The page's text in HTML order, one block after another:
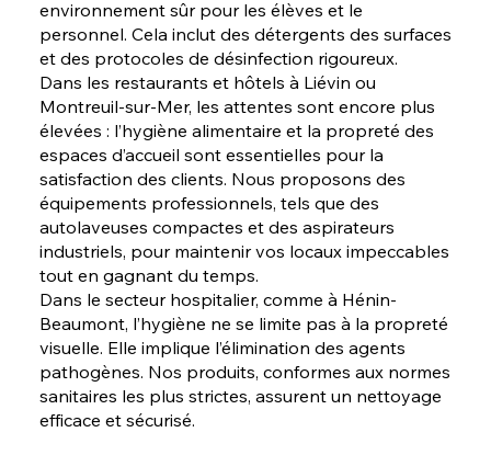
environnement sûr pour les élèves et le
personnel. Cela inclut des détergents des surfaces
et des protocoles de désinfection rigoureux.
Dans les restaurants et hôtels à Liévin ou
Montreuil-sur-Mer, les attentes sont encore plus
élevées : l’hygiène alimentaire et la propreté des
espaces d’accueil sont essentielles pour la
satisfaction des clients. Nous proposons des
équipements professionnels, tels que des
autolaveuses compactes et des aspirateurs
industriels, pour maintenir vos locaux impeccables
tout en gagnant du temps.
Dans le secteur hospitalier, comme à Hénin-
Beaumont, l’hygiène ne se limite pas à la propreté
visuelle. Elle implique l’élimination des agents
pathogènes. Nos produits, conformes aux normes
sanitaires les plus strictes, assurent un nettoyage
efficace et sécurisé.